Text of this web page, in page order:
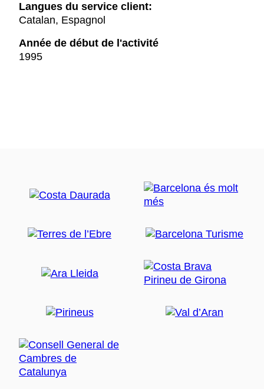
Langues du service client:
Catalan, Espagnol
Année de début de l'activité
1995